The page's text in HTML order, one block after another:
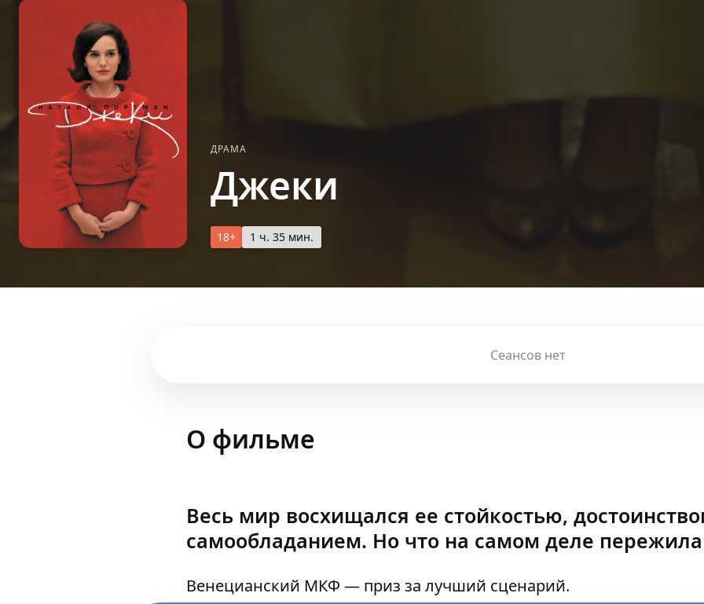
ДРАМА
Джеки
18+ 1 ч. 35 мин.
Сеансов нет
О фильме
Весь мир восхищался ее стойкостью,
самообладанием. Но что на самом деле
Венецианский МКФ — приз за лучший сценарий.